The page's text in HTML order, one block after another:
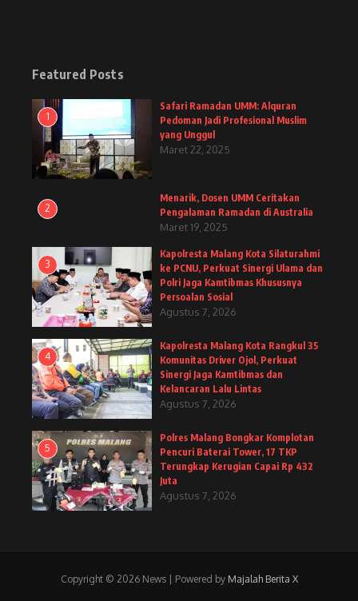
Featured Posts
1
Safari Ramadan UMM: Alquran
Pedoman Jadi Profesional Muslim
yang Unggul
Maret 22, 2025
2
Menarik, Dosen UMM Ceritakan
Pengalaman Ramadan di Australia
Maret 19, 2025
3
Kapolresta Malang Kota Silaturahmi
ke PCNU, Perkuat Sinergi Ulama dan
Polri Jaga Kamtibmas Khususnya
Persoalan Sosial
Agustus 7, 2026
4
Kapolresta Malang Kota Rangkul 35
Komunitas Driver Ojol, Perkuat
Sinergi Jaga Kamtibmas dan
Kelancaran Lalu Lintas
Agustus 7, 2026
5
Polres Malang Bongkar Komplotan
Pencuri Baterai Tower, 17 TKP
Terungkap Kerugian Capai Rp 432
Juta
Agustus 7, 2026
Copyright © 2026 News | Powered by Majalah Berita X